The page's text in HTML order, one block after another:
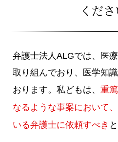
くださ
弁護士法人ALGでは、医
取り組んでおり、医学知
おります。私どもは、重
なるような事案において
いる弁護士に依頼すべき